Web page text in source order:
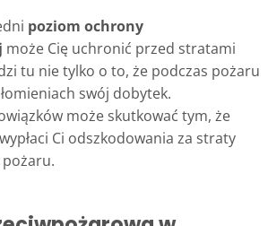
poziom ochrony
może Cię uchronić przed stratami
tu nie tylko o to, że podczas pożaru
swój dobytek.
może skutkować tym, że
Ci odszkodowania za straty
pożaru.